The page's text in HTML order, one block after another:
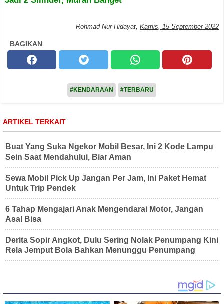
Rohmad Nur Hidayat, Kamis, 15 September 2022
BAGIKAN
#KENDARAAN #TERBARU
ARTIKEL TERKAIT
Buat Yang Suka Ngekor Mobil Besar, Ini 2 Kode Lampu
Sein Saat Mendahului, Biar Aman
Sewa Mobil Pick Up Jangan Per Jam, Ini Paket Hemat
Untuk Trip Pendek
6 Tahap Mengajari Anak Mengendarai Motor, Jangan
Asal Bisa
Derita Sopir Angkot, Dulu Sering Nolak Penumpang Kini
Rela Jemput Bola Bahkan Menunggu Penumpang